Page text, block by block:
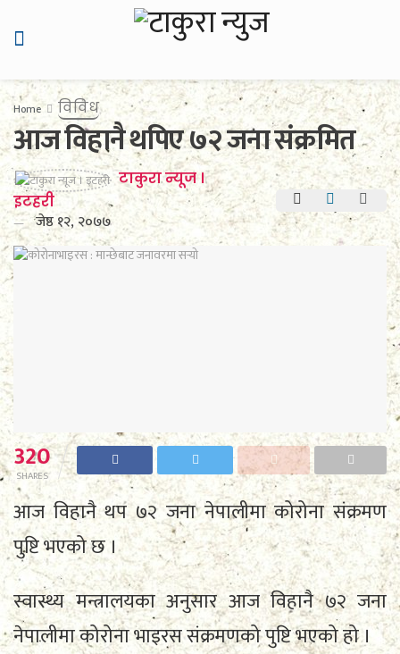
Home विविध
आज विहानै थपिए ७२ जना संक्रमित
टाकुरा न्यूज ।
इटहरी
जेष्ठ १२, २०७७
320
SHARES
आज विहानै थप ७२ जना नेपालीमा कोरोना संक्रमण
पुष्टि भएको छ ।
स्वास्थ्य मन्त्रालयका अनुसार आज विहानै ७२ जना
नेपालीमा कोरोना भाइरस संक्रमणको पुष्टि भएको हो ।